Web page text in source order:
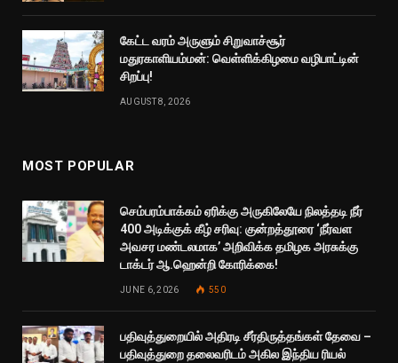
கேட்ட வரம் அருளும் சிறுவாச்சூர்
மதுரகாளியம்மன்: வெள்ளிக்கிழமை வழிபாட்டின்
சிறப்பு!
AUGUST 8, 2026
MOST POPULAR
செம்பரம்பாக்கம் ஏரிக்கு அருகிலேயே நிலத்தடி நீர்
400 அடிக்குக் கீழ் சரிவு: குன்றத்தூரை ‘நீர்வள
அவசர மண்டலமாக’ அறிவிக்க தமிழக அரசுக்கு
டாக்டர் ஆ.ஹென்றி கோரிக்கை!
JUNE 6, 2026 550
பதிவுத்துறையில் அதிரடி சீர்திருத்தங்கள் தேவை –
பதிவுத்துறை தலைவரிடம் அகில இந்திய ரியல்